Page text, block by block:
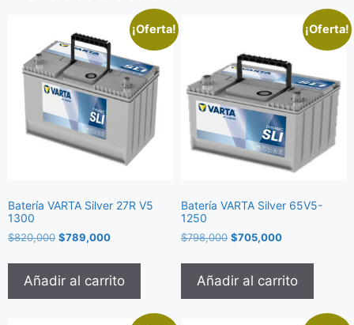
¡Oferta!
Batería VARTA Silver 27R V5
1300
$820,000 $789,000
Añadir al carrito
¡Oferta!
Batería VARTA Silver 65V5-
1250
$798,000 $705,000
Añadir al carrito